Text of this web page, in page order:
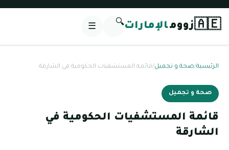
🇦🇪زوومالإمارات🔍
☰
الرئيسية/صحة و تجميل/قائمة المستشفيات الحكومية في الشارقة
صحة و تجميل
قائمة المستشفيات الحكومية في
الشارقة